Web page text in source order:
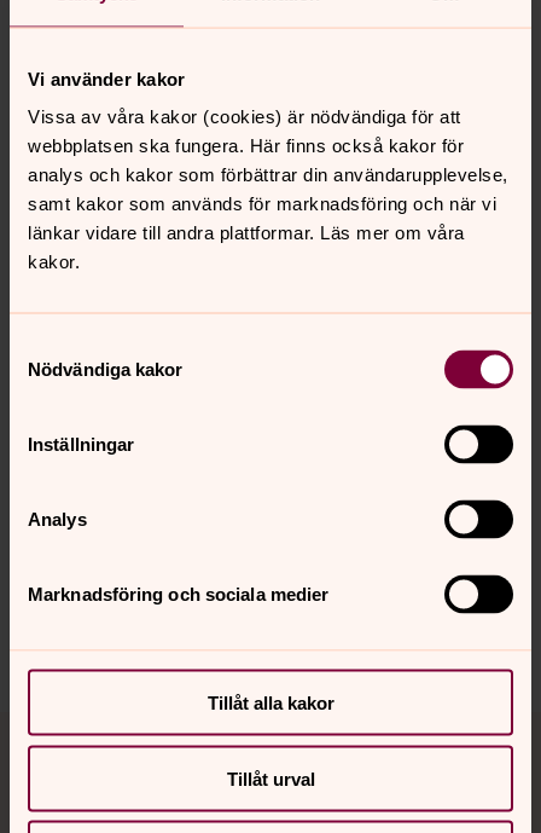
Vi använder kakor
Vissa av våra kakor (cookies) är nödvändiga för att
webbplatsen ska fungera. Här finns också kakor för
analys och kakor som förbättrar din användarupplevelse,
samt kakor som används för marknadsföring och när vi
länkar vidare till andra plattformar. Läs mer om våra
kakor.
Nödvändiga kakor
Inställningar
Analys
Marknadsföring och sociala medier
Tillåt alla kakor
Tillåt urval
Filmer som tävlar om Svenska
kyrkans filmpris Angelos 2026
Den 23 januari invigs den 49:e upplagan av Göteborg
Film Festival. Här kan ni läsa vilka nya svenska långfilmer
som kan vinna Svenska kyrkans filmpris Angelos 2026.
Här kan du läsa om tidigare års teman och se vilken film
innehåll?
Dela